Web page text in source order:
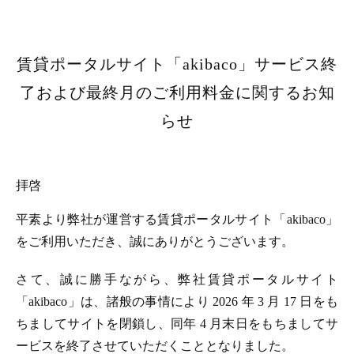
賃貸ポータルサイト「akibaco」サービス終
了および最終月のご利用料金に関するお知
らせ
拝啓
平素より弊社が運営する賃貸ポータルサイト「akibaco」
をご利用いただき、誠にありがとうございます。
さて、誠に勝手ながら、弊社賃貸ポータルサイト
「akibaco」は、諸般の事情により 2026 年 3 月 17 日をも
ちましてサイトを閉鎖し、同年 4 月末日をもちましてサ
ービスを終了させていただくこととなりました。